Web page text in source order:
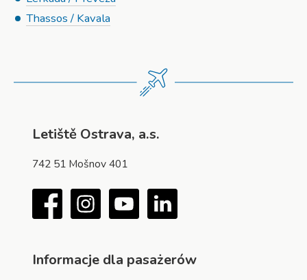
Thassos / Kavala
Letiště Ostrava, a.s.
742 51 Mošnov 401
FacebookInstagramYouTubeLinkedIn
Informacje dla pasażerów